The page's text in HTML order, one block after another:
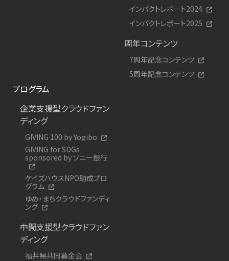
インパクトレポート2024
インパクトレポート2025
周年コンテンツ
7周年記念コンテンツ
5周年記念コンテンツ
プログラム
企業支援型クラウドファン
ディング
GIVING 100 by Yogibo
GIVING for SDGs
sponsored by ソニー銀行
ケイズハウスNPO助成プロ
グラム
ゆめ・まちクラウドファンディ
ング
中間支援型クラウドファン
ディング
福井県共同募金会